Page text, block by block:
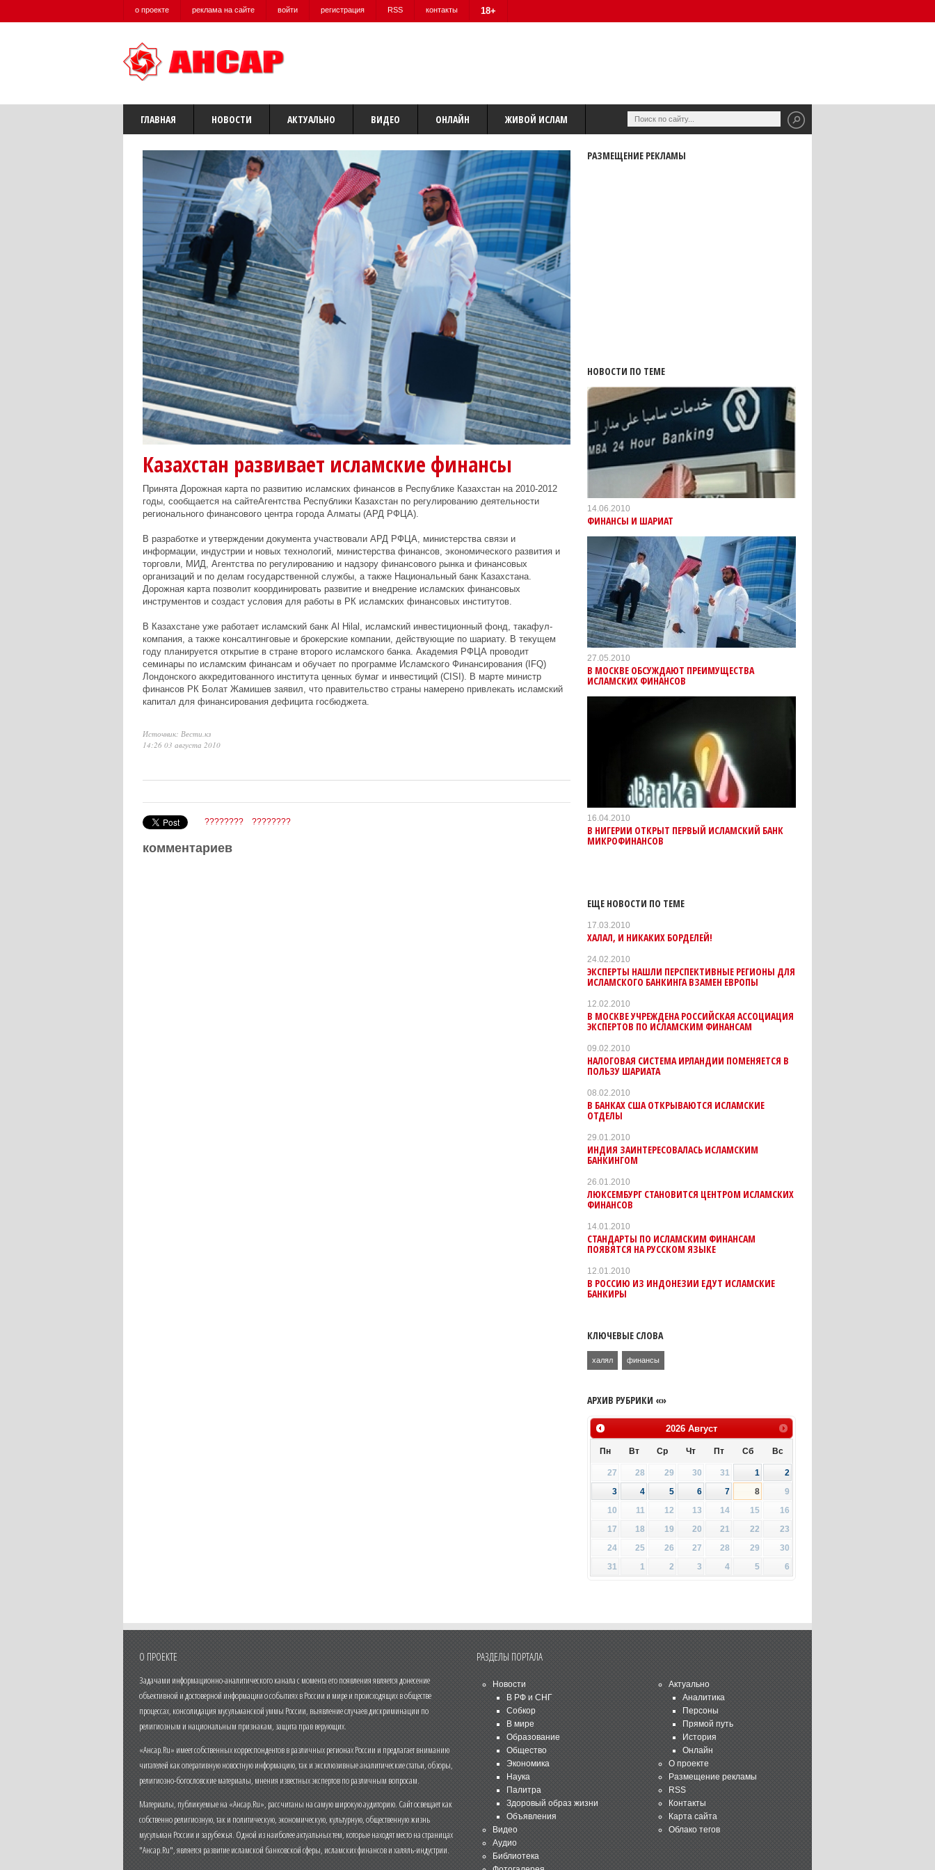
о проекте реклама на сайте войти регистрация RSS контакты 18+
ГЛАВНАЯ НОВОСТИ АКТУАЛЬНО ВИДЕО ОНЛАЙН ЖИВОЙ ИСЛАМ
Казахстан развивает исламские финансы
Принята Дорожная карта по развитию исламских финансов в Республике Казахстан на 2010-2012
годы, сообщается на сайтеАгентства Республики Казахстан по регулированию деятельности
регионального финансового центра города Алматы (АРД РФЦА).
В разработке и утверждении документа участвовали АРД РФЦА, министерства связи и
информации, индустрии и новых технологий, министерства финансов, экономического развития и
торговли, МИД, Агентства по регулированию и надзору финансового рынка и финансовых
организаций и по делам государственной службы, а также Национальный банк Казахстана.
Дорожная карта позволит координировать развитие и внедрение исламских финансовых
инструментов и создаст условия для работы в РК исламских финансовых институтов.
В Казахстане уже работает исламский банк Al Hilal, исламский инвестиционный фонд, такафул-
компания, а также консалтинговые и брокерские компании, действующие по шариату. В текущем
году планируется открытие в стране второго исламского банка. Академия РФЦА проводит
семинары по исламским финансам и обучает по программе Исламского Финансирования (IFQ)
Лондонского аккредитованного института ценных бумаг и инвестиций (CISI). В марте министр
финансов РК Болат Жамишев заявил, что правительство страны намерено привлекать исламский
капитал для финансирования дефицита госбюджета.
Источник: Вести.кз
14:26 03 августа 2010
???????? ????????
комментариев
РАЗМЕЩЕНИЕ РЕКЛАМЫ
НОВОСТИ ПО ТЕМЕ
14.06.2010
ФИНАНСЫ И ШАРИАТ
27.05.2010
В МОСКВЕ ОБСУЖДАЮТ ПРЕИМУЩЕСТВА
ИСЛАМСКИХ ФИНАНСОВ
16.04.2010
В НИГЕРИИ ОТКРЫТ ПЕРВЫЙ ИСЛАМСКИЙ БАНК
МИКРОФИНАНСОВ
ЕЩЕ НОВОСТИ ПО ТЕМЕ
17.03.2010
ХАЛАЛ, И НИКАКИХ БОРДЕЛЕЙ!
24.02.2010
ЭКСПЕРТЫ НАШЛИ ПЕРСПЕКТИВНЫЕ РЕГИОНЫ ДЛЯ
ИСЛАМСКОГО БАНКИНГА ВЗАМЕН ЕВРОПЫ
12.02.2010
В МОСКВЕ УЧРЕЖДЕНА РОССИЙСКАЯ АССОЦИАЦИЯ
ЭКСПЕРТОВ ПО ИСЛАМСКИМ ФИНАНСАМ
09.02.2010
НАЛОГОВАЯ СИСТЕМА ИРЛАНДИИ ПОМЕНЯЕТСЯ В
ПОЛЬЗУ ШАРИАТА
08.02.2010
В БАНКАХ США ОТКРЫВАЮТСЯ ИСЛАМСКИЕ
ОТДЕЛЫ
29.01.2010
ИНДИЯ ЗАИНТЕРЕСОВАЛАСЬ ИСЛАМСКИМ
БАНКИНГОМ
26.01.2010
ЛЮКСЕМБУРГ СТАНОВИТСЯ ЦЕНТРОМ ИСЛАМСКИХ
ФИНАНСОВ
14.01.2010
СТАНДАРТЫ ПО ИСЛАМСКИМ ФИНАНСАМ
ПОЯВЯТСЯ НА РУССКОМ ЯЗЫКЕ
12.01.2010
В РОССИЮ ИЗ ИНДОНЕЗИИ ЕДУТ ИСЛАМСКИЕ
БАНКИРЫ
КЛЮЧЕВЫЕ СЛОВА
халял финансы
АРХИВ РУБРИКИ «»
2026 Август
Пн Вт Ср Чт Пт Сб Вс
27 28 29 30 31 1
2
3
4 5 6 7 8
9
10
11 12 13 14 15
16
17
18 19 20 21 22
23
24
25 26 27 28 29
30
31
1 2 3 4 5 6
О ПРОЕКТЕ
Задачами информационно-аналитического канала с момента его появления является донесение
объективной и достоверной информации о событиях в России и мире и происходящих в обществе
процессах, консолидация мусульманской уммы России, выявление случаев дискриминации по
религиозным и национальным признакам, защита прав верующих.
«Ансар.Ru» имеет собственных корреспондентов в различных регионах России и предлагает вниманию
читателей как оперативную новостную информацию, так и эксклюзивные аналитические статьи, обзоры,
религиозно-богословские материалы, мнения известных экспертов по различным вопросам.
Материалы, публикуемые на «Ансар.Ru», рассчитаны на самую широкую аудиторию. Сайт освещает как
собственно религиозную, так и политическую, экономическую, культурную, общественную жизнь
мусульман России и зарубежья. Одной из наиболее актуальных тем, которые находят место на страницах
"Ансар.Ru", является развитие исламской банковской сферы, исламских финансов и халяль-индустрии.
РАЗДЕЛЫ ПОРТАЛА
Новости
В РФ и СНГ
Собкор
В мире
Образование
Общество
Экономика
Наука
Палитра
Здоровый образ жизни
Объявления
Видео
Аудио
Библиотека
Актуально
Аналитика
Персоны
Прямой путь
История
Онлайн
О проекте
Размещение рекламы
RSS
Контакты
Карта сайта
Облако тегов